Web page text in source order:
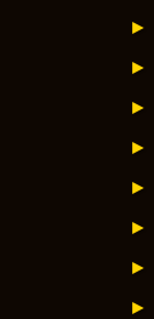
►
►
►
►
►
►
►
►